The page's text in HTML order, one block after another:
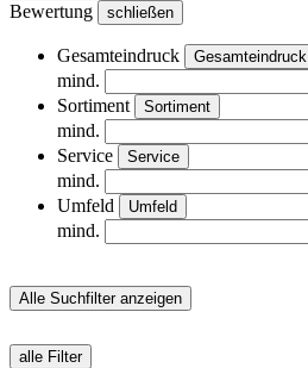
Bewertung schließen
Gesamteindruck Gesamteindruck
mind.
Sortiment
Sortiment
mind.
Service
Service
mind.
Umfeld
Umfeld
mind.
Alle Suchfilter anzeigen
alle Filter